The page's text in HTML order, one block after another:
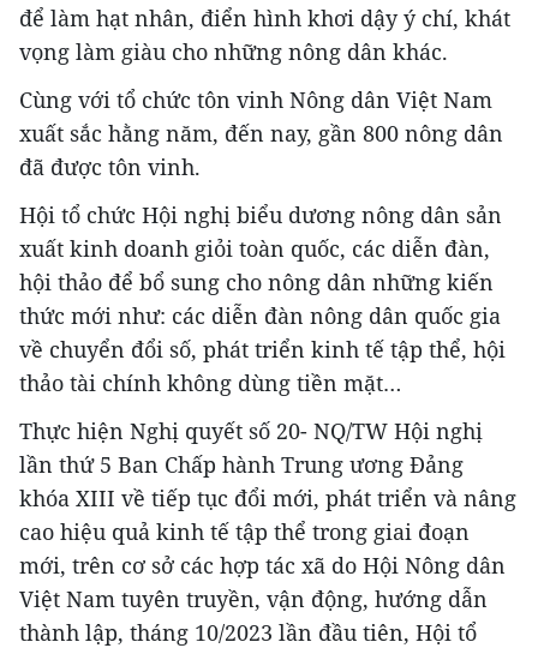
để làm hạt nhân, điển hình khơi dậy ý chí, khát
vọng làm giàu cho những nông dân khác.
Cùng với tổ chức tôn vinh Nông dân Việt Nam
xuất sắc hằng năm, đến nay, gần 800 nông dân
đã được tôn vinh.
Hội tổ chức Hội nghị biểu dương nông dân sản
xuất kinh doanh giỏi toàn quốc, các diễn đàn,
hội thảo để bổ sung cho nông dân những kiến
thức mới như: các diễn đàn nông dân quốc gia
về chuyển đổi số, phát triển kinh tế tập thể, hội
thảo tài chính không dùng tiền mặt…
Thực hiện Nghị quyết số 20- NQ/TW Hội nghị
lần thứ 5 Ban Chấp hành Trung ương Đảng
khóa XIII về tiếp tục đổi mới, phát triển và nâng
cao hiệu quả kinh tế tập thể trong giai đoạn
mới, trên cơ sở các hợp tác xã do Hội Nông dân
Việt Nam tuyên truyền, vận động, hướng dẫn
thành lập, tháng 10/2023 lần đầu tiên, Hội tổ